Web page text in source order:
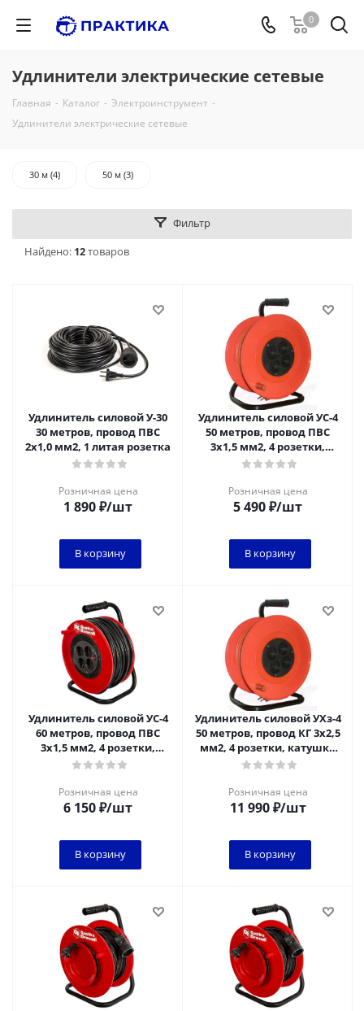
0
Удлинители электрические сетевые
Главная - Каталог - Электроинструмент -
Удлинители электрические сетевые
30 м (4) 50 м (3)
Фильтр
Найдено: 12товаров
Удлинитель силовой У-30
30 метров, провод ПВС
2х1,0 мм2, 1 литая розетка
Розничная цена
1 890₽/шт
В корзину
Удлинитель силовой УС-4
50 метров, провод ПВС
3х1,5 мм2, 4 розетки,
катушка пластик
Розничная цена
5 490₽/шт
В корзину
Удлинитель силовой УС-4
60 метров, провод ПВС
3х1,5 мм2, 4 розетки,
катушка пластик
Розничная цена
6 150₽/шт
В корзину
Удлинитель силовой УХз-4
50 метров, провод КГ 3х2,5
мм2, 4 розетки, катушка
металл
Розничная цена
11 990₽/шт
В корзину